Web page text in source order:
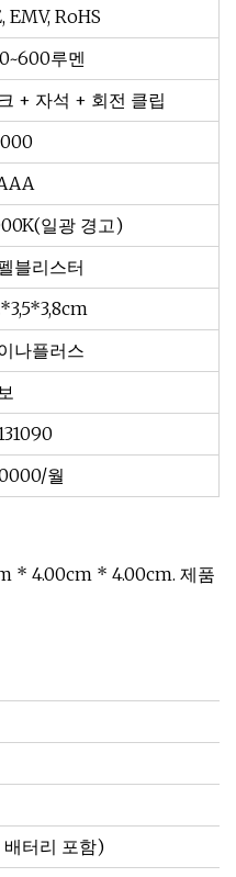
EMV, RoHS
루멘
+ 자석 + 회전 클립
일광 경고)
블리스터
나플러스
월
* 4.00cm * 4.00cm. 제품
터리 포함)